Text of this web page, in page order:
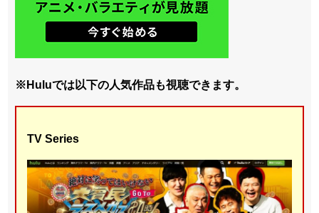
※Huluでは以下の人気作品も視聴できます。
TV Series